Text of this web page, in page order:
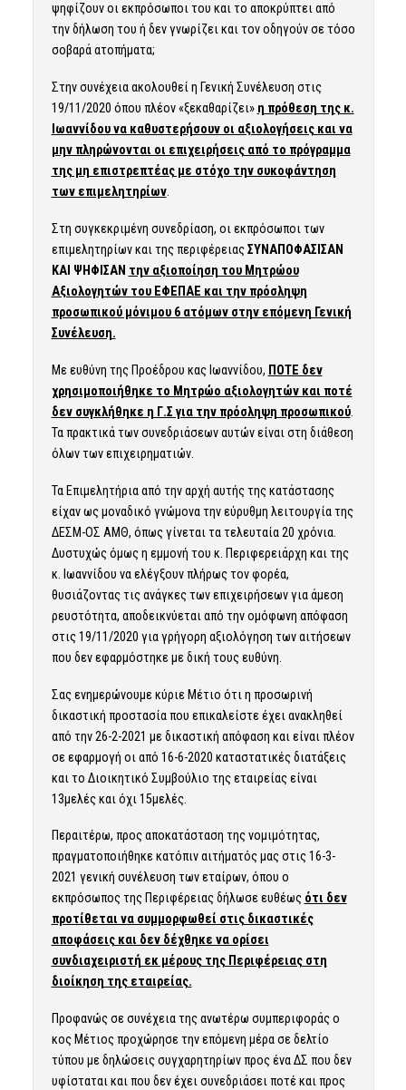
ψηφίζουν οι εκπρόσωποι του και το αποκρύπτει από
την δήλωση του ή δεν γνωρίζει και τον οδηγούν σε τόσο
σοβαρά ατοπήματα;
Στην συνέχεια ακολουθεί η Γενική Συνέλευση στις
19/11/2020 όπου πλέον «ξεκαθαρίζει» η πρόθεση της κ.
Ιωαννίδου να καθυστερήσουν οι αξιολογήσεις και να
μην πληρώνονται οι επιχειρήσεις από το πρόγραμμα
της μη επιστρεπτέας με στόχο την συκοφάντηση
των επιμελητηρίων.
Στη συγκεκριμένη συνεδρίαση, οι εκπρόσωποι των
επιμελητηρίων και της περιφέρειαςΣΥΝΑΠΟΦΑΣΙΣΑΝ
ΚΑΙ ΨΗΦΙΣΑΝ την αξιοποίηση του Μητρώου
Αξιολογητών του ΕΦΕΠΑΕ και την πρόσληψη
προσωπικού μόνιμου 6 ατόμων στην επόμενη Γενική
Συνέλευση.
Με ευθύνη της Προέδρου κας Ιωαννίδου, ΠΟΤΕ δεν
χρησιμοποιήθηκε το Μητρώο αξιολογητών και ποτέ
δεν συγκλήθηκε η Γ.Σ για την πρόσληψη προσωπικού.
Τα πρακτικά των συνεδριάσεων αυτών είναι στη διάθεση
όλων των επιχειρηματιών.
Τα Επιμελητήρια από την αρχή αυτής της κατάστασης
είχαν ως μοναδικό γνώμονα την εύρυθμη λειτουργία της
ΔΕΣΜ-ΟΣ ΑΜΘ, όπως γίνεται τα τελευταία 20 χρόνια.
Δυστυχώς όμως η εμμονή του κ. Περιφερειάρχη και της
κ. Ιωαννίδου να ελέγξουν πλήρως τον φορέα,
θυσιάζοντας τις ανάγκες των επιχειρήσεων για άμεση
ρευστότητα, αποδεικνύεται από την ομόφωνη απόφαση
στις 19/11/2020 για γρήγορη αξιολόγηση των αιτήσεων
που δεν εφαρμόστηκε με δική τους ευθύνη.
Σας ενημερώνουμε κύριε Μέτιο ότι η προσωρινή
δικαστική προστασία που επικαλείστε έχει ανακληθεί
από την 26-2-2021 με δικαστική απόφαση και είναι πλέον
σε εφαρμογή οι από 16-6-2020 καταστατικές διατάξεις
και το Διοικητικό Συμβούλιο της εταιρείας είναι
13μελές και όχι 15μελές.
Περαιτέρω, προς αποκατάσταση της νομιμότητας,
πραγματοποιήθηκε κατόπιν αιτήματός μας στις 16-3-
2021 γενική συνέλευση των εταίρων, όπου ο
εκπρόσωπος της Περιφέρειας δήλωσε ευθέως ότι δεν
προτίθεται να συμμορφωθεί στις δικαστικές
αποφάσεις και δεν δέχθηκε να ορίσει
συνδιαχειριστή εκ μέρους της Περιφέρειας στη
διοίκηση της εταιρείας.
Προφανώς σε συνέχεια της ανωτέρω συμπεριφοράς ο
κος Μέτιος προχώρησε την επόμενη μέρα σε δελτίο
τύπου με δηλώσεις συγχαρητηρίων προς ένα ΔΣ που δεν
υφίσταται και που δεν έχει συνεδριάσει ποτέ και προς